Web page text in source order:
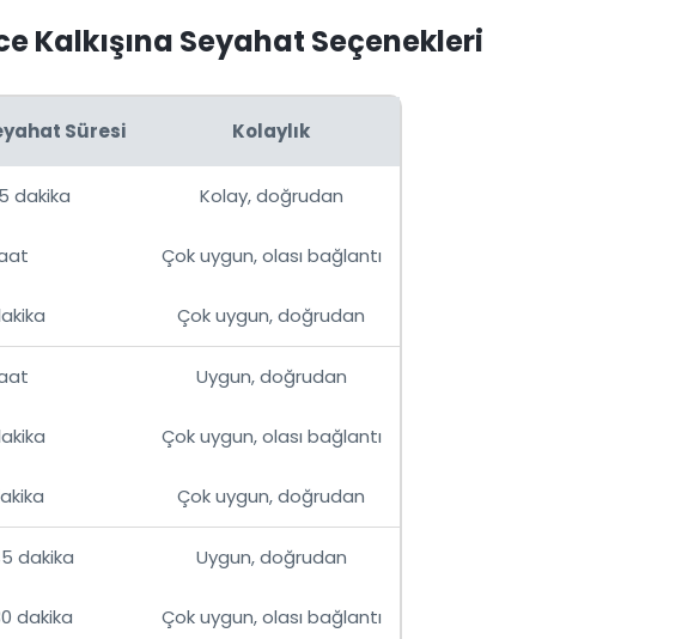
Kalkışına Seyahat Seçenekleri
Süresi Kolaylık
dakika Kolay, doğrudan
Çok uygun, olası bağlantı
Çok uygun, doğrudan
Uygun, doğrudan
Çok uygun, olası bağlantı
Çok uygun, doğrudan
dakika Uygun, doğrudan
dakika Çok uygun, olası bağlantı